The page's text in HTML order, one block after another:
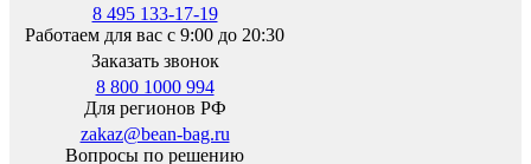
8 495 133-17-19
Работаем для вас с 9:00 до 20:30
Заказать звонок
8 800 1000 994
Для регионов РФ
zakaz@bean-bag.ru
Вопросы по решению